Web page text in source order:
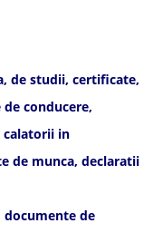
de studii, certificate,
conducere,
in
de munca, declaratii
documente de